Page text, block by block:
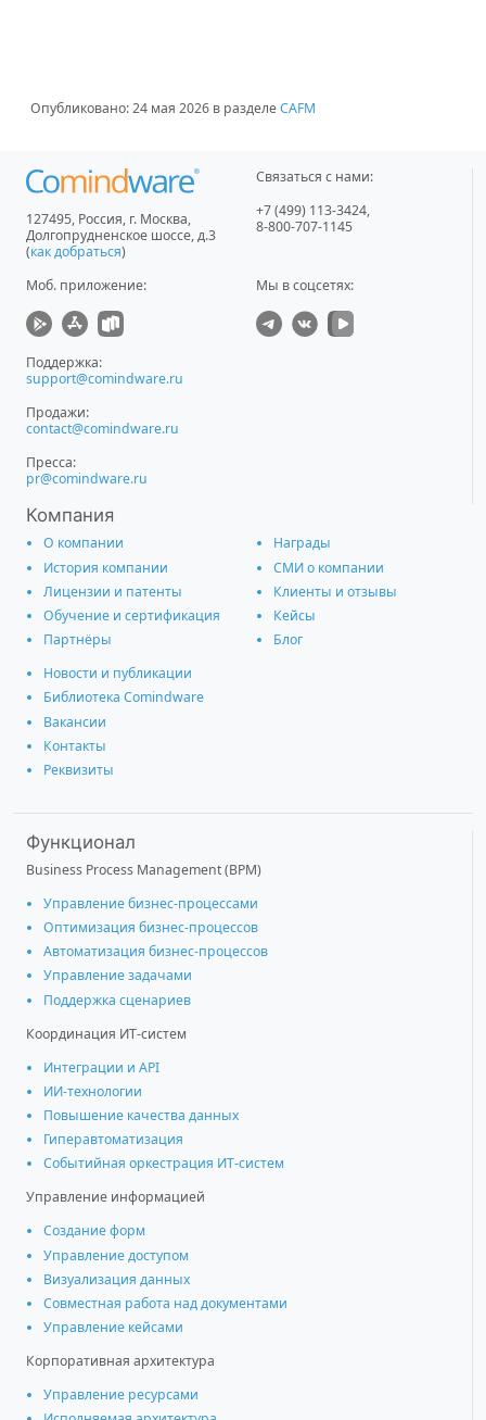
Опубликовано:24 мая 2026 в разделеCAFM
127495, Россия, г. Москва,
Долгопрудненское шоссе, д.3
(как добраться)
Связаться с нами:
+7 (499) 113-3424,
8-800-707-1145
Моб. приложение: Мы в соцсетях:
Поддержка:
support@comindware.ru
Продажи:
contact@comindware.ru
Пресса:
pr@comindware.ru
Компания
О компании
История компании
Лицензии и патенты
Обучение и сертификация
Партнёры
Награды
СМИ о компании
Клиенты и отзывы
Кейсы
Блог
Новости и публикации
Библиотека Comindware
Вакансии
Контакты
Реквизиты
Функционал
Business Process Management (BPM)
Управление бизнес-процессами
Оптимизация бизнес-процессов
Автоматизация бизнес-процессов
Управление задачами
Поддержка сценариев
Координация ИТ-систем
Интеграции и АРІ
ИИ-технологии
Повышение качества данных
Гиперавтоматизация
Событийная оркестрация ИТ-систем
Управление информацией
Создание форм
Управление доступом
Визуализация данных
Совместная работа над документами
Управление кейсами
Корпоративная архитектура
Управление ресурсами